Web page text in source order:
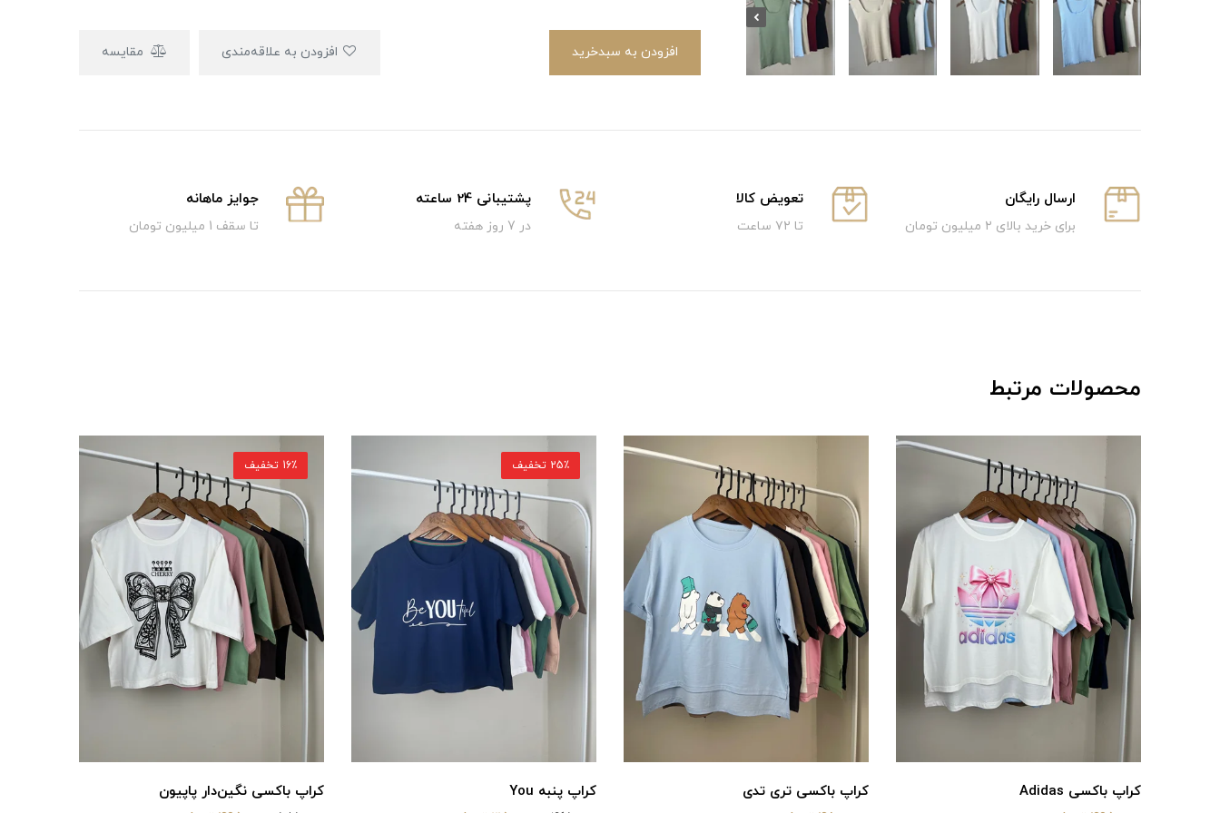
افزودن به سبدخرید مقایسه
ارسال رایگان
برای خرید بالای ۲ میلیون تومان
تعویض کالا
تا ۷۲ ساعت
پشتیبانی 24 ساعته
در 7 روز هفته
جوایز ماهانه
تا سقف 1 میلیون تومان
محصولات مرتبط
کراپ باکسی Adidas
کراپ باکسی تری تدی
کراپ پنبه You
25٪ تخفیف
کراپ باکسی نگین‌دار پاپیون
16٪ تخفیف